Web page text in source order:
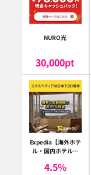
NURO光
30,000pt
Expedia【海外ホテ
ル・国内ホテル予
ア）
4.5%